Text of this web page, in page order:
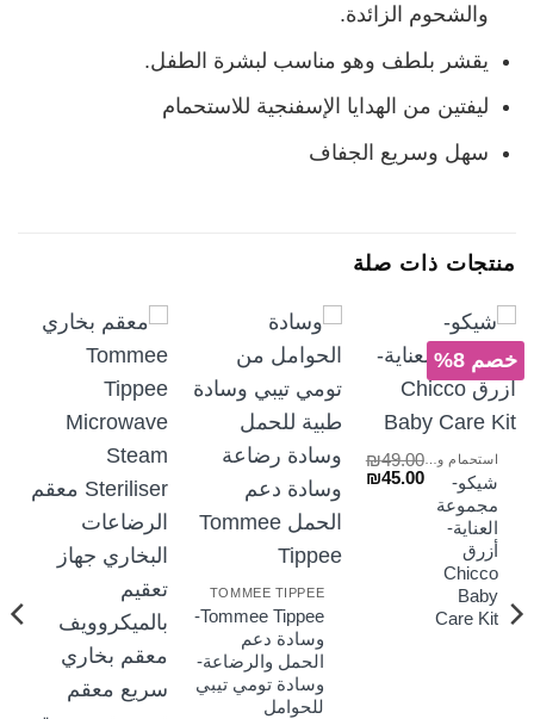
والشحوم الزائدة.
يقشر بلطف وهو مناسب لبشرة الطفل.
ليفتين من الهدايا الإسفنجية للاستحمام
سهل وسريع الجفاف
منتجات ذات صلة
خصم 8%
استحمام وعناية
شيكو-
مجموعة
العناية-
أزرق
Chicco
Baby
Care Kit
₪49.00
السعر₪45.00
الحالي
TOMMEE TIPPEE
Tommee Tippee-
وسادة دعم
الحمل والرضاعة-
وسادة تومي تيبي
للحوامل